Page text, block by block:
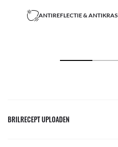
ANTIREFLECTIE & ANTIKRAS
BRILRECEPT UPLOADEN